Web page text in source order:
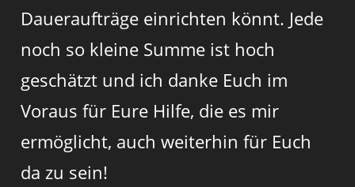
Daueraufträge einrichten könnt. Jede
noch so kleine Summe ist hoch
geschätzt und ich danke Euch im
Voraus für Eure Hilfe, die es mir
ermöglicht, auch weiterhin für Euch
da zu sein!